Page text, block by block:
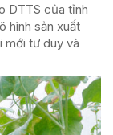
DTTS của tỉnh
hình sản xuất
mới tư duy và